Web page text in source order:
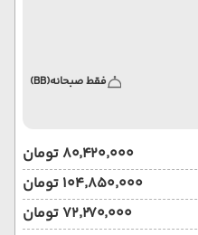
فقط صبحانه(BB)
۸۰٬۴۲۰٬۰۰۰ تومان
۱۰۴٬۸۵۰٬۰۰۰ تومان
۷۲٬۲۷۰٬۰۰۰ تومان